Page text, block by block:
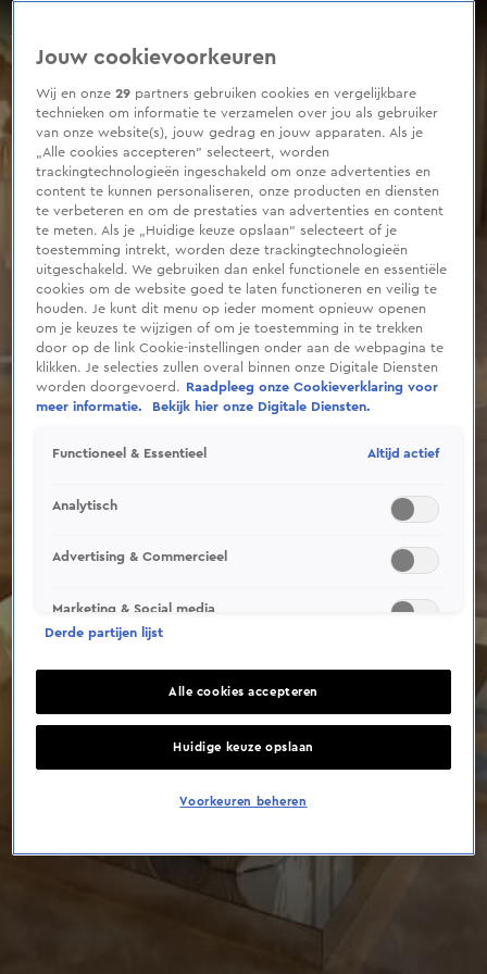
of
1
seconds
Jouw cookievoorkeuren
Wij en onze29 partners gebruiken cookies en vergelijkbare
technieken om informatie te verzamelen over jou als gebruiker
van onze website(s), jouw gedrag en jouw apparaten. Als je
„Alle cookies accepteren” selecteert, worden
trackingtechnologieën ingeschakeld om onze advertenties en
content te kunnen personaliseren, onze producten en diensten
te verbeteren en om de prestaties van advertenties en content
te meten. Als je „Huidige keuze opslaan” selecteert of je
toestemming intrekt, worden deze trackingtechnologieën
uitgeschakeld. We gebruiken dan enkel functionele en essentiële
cookies om de website goed te laten functioneren en veilig te
houden. Je kunt dit menu op ieder moment opnieuw openen
om je keuzes te wijzigen of om je toestemming in te trekken
door op de link Cookie-instellingen onder aan de webpagina te
klikken. Je selecties zullen overal binnen onze Digitale Diensten
worden doorgevoerd.
Raadpleeg onze Cookieverklaring voor
meer informatie.
Bekijk hier onze Digitale Diensten.
Functioneel & Essentieel Altijd actief
Analytisch
Advertising & Commercieel
Marketing & Social media
Derde partijen lijst
Alle cookies accepteren
Huidige keuze opslaan
Voorkeuren beheren